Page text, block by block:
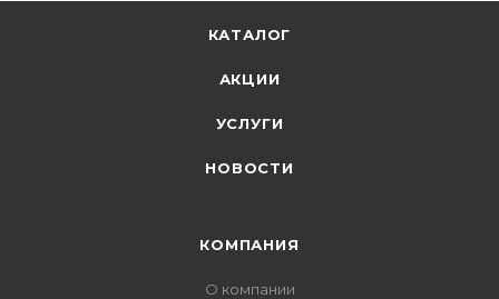
КАТАЛОГ
АКЦИИ
УСЛУГИ
НОВОСТИ
КОМПАНИЯ
О компании